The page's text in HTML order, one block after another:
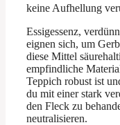
keine Aufhellung
Essigessenz,
eignen sich, um
diese Mittel
empfindliche
Teppich robust ist
du mit einer stark
den Fleck zu
neutralisieren.